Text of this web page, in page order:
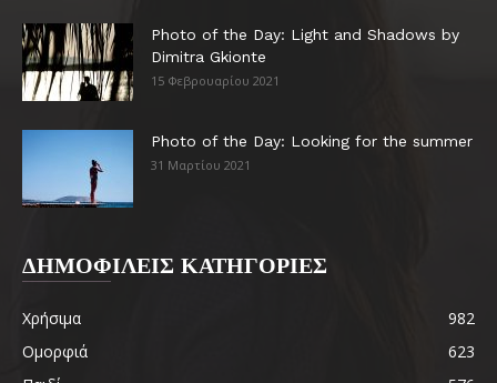
Photo of the Day: Light and Shadows by
Dimitra Gkionte
15 Φεβρουαρίου 2021
Photo of the Day: Looking for the summer
31 Μαρτίου 2021
ΔΗΜΟΦΙΛΕΙΣ ΚΑΤΗΓΟΡΙΕΣ
Χρήσιμα
982
Ομορφιά
623